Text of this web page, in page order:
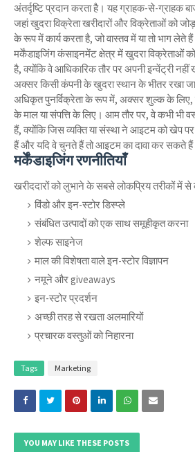
अंतर्दृष्टि प्रदान करता है। यह ग्राहक-से-ग्राहक
जहां खुदरा विक्रेता खरीदारों और विक्रेताओं को
के रूप में कार्य करता है, जो वास्तव में या तो भाग लेते
मर्केंडाइजिंग कंसाइनमेंट क्षेत्र में खुदरा विक्रेताओं
है, क्योंकि वे आधिकारिक तौर पर अपनी इन्वेंट्री
अक्सर किसी कंपनी के खुदरा स्थान के भीतर रखा
अधिकृत पुनर्विक्रेता के रूप में, अक्सर शुल्क के लिए,
के माल या संपत्ति के लिए। आम तौर पर, वे कभी भी
हैं, क्योंकि जिस व्यक्ति या संस्था ने आइटम को खेप
हैं और यदि वे चुनते हैं तो आइटम का दावा कर सकते
मर्केंडाइजिंग रणनीतियाँ
खरीददारों को लुभाने के सबसे लोकप्रिय तरीकों में
विंडो और इन-स्टोर डिस्प्ले
संबंधित उत्पादों को एक साथ समूहीकृत करना
शेल्फ साइनेज
माल की विशेषता वाले इन-स्टोर विज्ञापन
नमूने और giveaways
इन-स्टोर प्रदर्शन
अच्छी तरह से रखता अलमारियों
प्रचारक वस्तुओं को निहारना
Tags Marketing
YOU MAY LIKE THESE POSTS